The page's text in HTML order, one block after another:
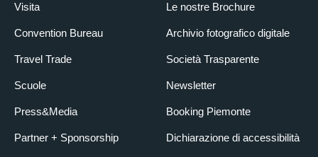
Visita
Convention Bureau
Travel Trade
Scuole
Press&Media
Partner + Sponsorship
Le nostre Brochure
Archivio fotografico digitale
Società Trasparente
Newsletter
Booking Piemonte
Dichiarazione di accessibilità